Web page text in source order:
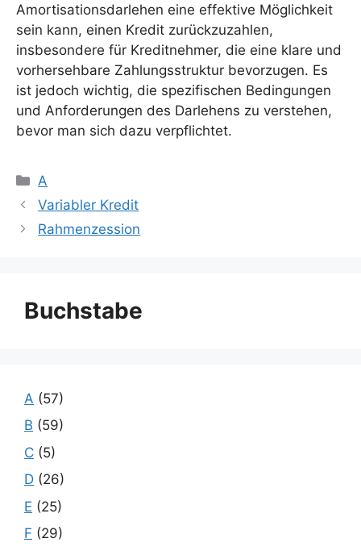
Amortisationsdarlehen eine effektive Möglichkeit
sein kann, einen Kredit zurückzuzahlen,
insbesondere für Kreditnehmer, die eine klare und
vorhersehbare Zahlungsstruktur bevorzugen. Es
ist jedoch wichtig, die spezifischen Bedingungen
und Anforderungen des Darlehens zu verstehen,
bevor man sich dazu verpflichtet.
Kategorien
A
Variabler Kredit
Rahmenzession
Buchstabe
A (57)
B (59)
C (5)
D (26)
E (25)
F (29)